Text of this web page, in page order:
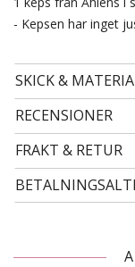
- Kepsen har inget
SKICK &
RECENSIONER
FRAKT & RETUR